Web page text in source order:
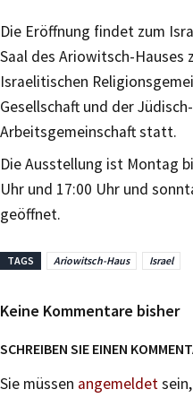
Die Eröffnung findet zum
Saal des Ariowitsch-
Israelitischen
Gesellschaft und der
Arbeitsgemeinschaft statt.
Die Ausstellung ist Montag
Uhr und 17:00 Uhr und
geöffnet.
TAGS Ariowitsch-Haus Israel
Keine Kommentare bisher
SCHREIBEN SIE EINEN
Sie müssen angemeldet